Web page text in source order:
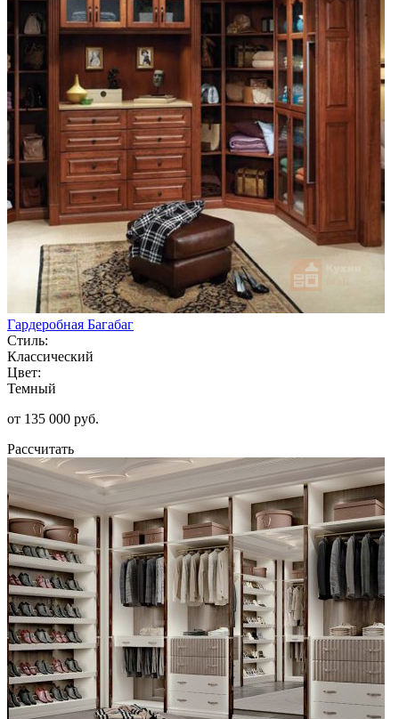
Гардеробная Багабаг
Стиль:
Классический
Цвет:
Темный
от 135 000 руб.
Рассчитать